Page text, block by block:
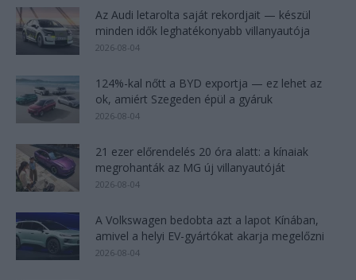
Az Audi letarolta saját rekordjait — készül
minden idők leghatékonyabb villanyautója
2026-08-04
124%-kal nőtt a BYD exportja — ez lehet az
ok, amiért Szegeden épül a gyáruk
2026-08-04
21 ezer előrendelés 20 óra alatt: a kínaiak
megrohanták az MG új villanyautóját
2026-08-04
A Volkswagen bedobta azt a lapot Kínában,
amivel a helyi EV-gyártókat akarja megelőzni
2026-08-04